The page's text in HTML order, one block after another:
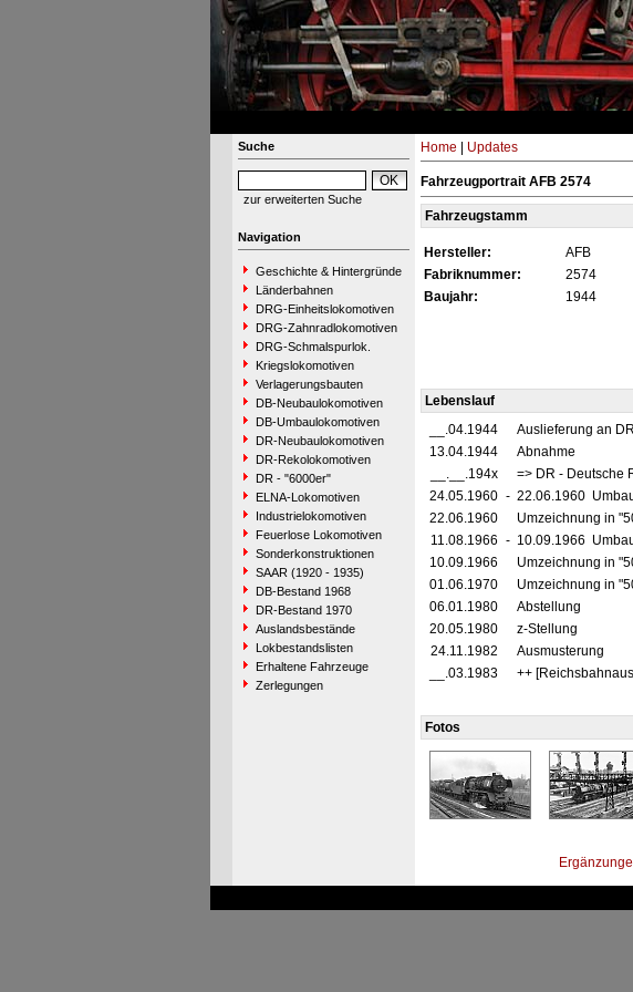
Suche
zur erweiterten Suche
Navigation
Geschichte & Hintergründe
Länderbahnen
DRG-Einheitslokomotiven
DRG-Zahnradlokomotiven
DRG-Schmalspurlok.
Kriegslokomotiven
Verlagerungsbauten
DB-Neubaulokomotiven
DB-Umbaulokomotiven
DR-Neubaulokomotiven
DR-Rekolokomotiven
DR - "6000er"
ELNA-Lokomotiven
Industrielokomotiven
Feuerlose Lokomotiven
Sonderkonstruktionen
SAAR (1920 - 1935)
DB-Bestand 1968
DR-Bestand 1970
Auslandsbestände
Lokbestandslisten
Erhaltene Fahrzeuge
Zerlegungen
Home Updates
Fahrzeugportrait AFB 2574
Fahrzeugstamm
Hersteller: AFB
Fabriknummer:
2574
Baujahr:
1944
Lebenslauf
__.04.1944
Auslieferung an
13.04.1944
Abnahme
__.__.194x
=> DR - Deutsche
24.05.1960 - 22.06.1960
22.06.1960
Umzeichnung in
11.08.1966 - 10.09.1966
10.09.1966
Umzeichnung in
01.06.1970
Umzeichnung in
06.01.1980
Abstellung
20.05.1980
z-Stellung
24.11.1982
Ausmusterung
__.03.1983
++
Fotos